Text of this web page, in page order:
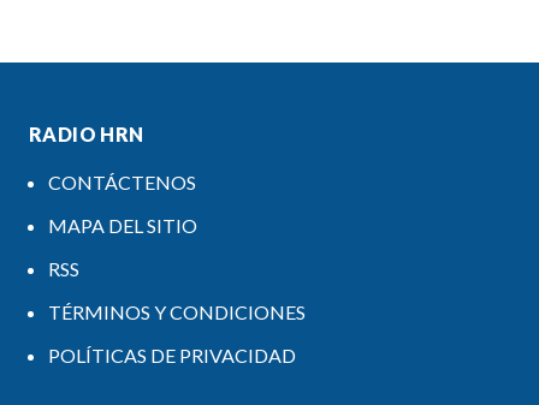
RADIO HRN
CONTÁCTENOS
MAPA DEL SITIO
RSS
TÉRMINOS Y CONDICIONES
POLÍTICAS DE PRIVACIDAD